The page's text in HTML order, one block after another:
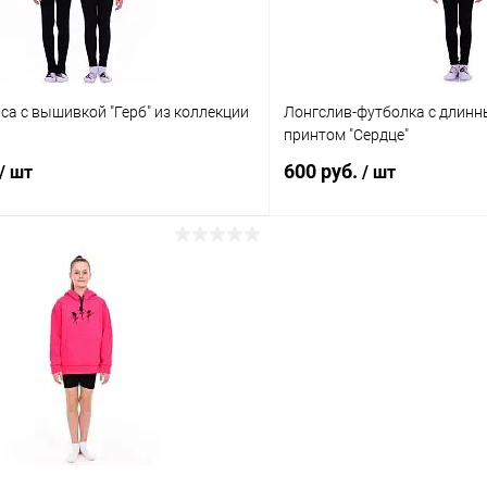
Черный
с вышивкой "Герб" из коллекции
/ шт
В корзину
Лонгслив-футболка с
принтом "Сердце"
600 руб. / шт